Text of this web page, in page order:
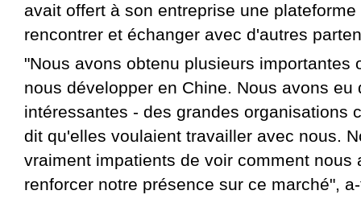
avait offert à son entreprise une
rencontrer et échanger avec d'autres
"Nous avons obtenu plusieurs importantes
nous développer en Chine. Nous avons eu
intéressantes - des grandes organisations
dit qu'elles voulaient travailler avec nous.
vraiment impatients de voir comment nous
renforcer notre présence sur ce marché",